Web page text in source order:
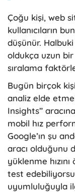
Çoğu kişi, web
kullanıcıların
düşünür. Halbuki
oldukça uzun bir
sıralama
Bugün birçok
analiz elde
Insights”
mobil hız
Google’ın şu
aracı olduğunu
yüklenme
test
uyumluluğuyla